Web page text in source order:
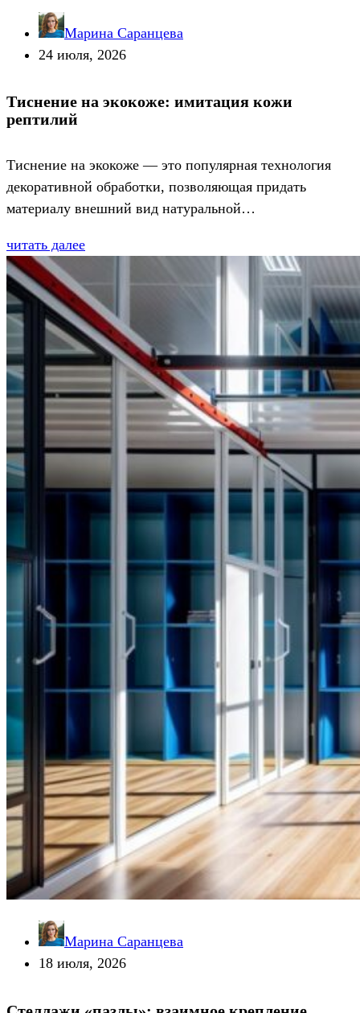
Марина Саранцева
24 июля, 2026
Тиснение на экокоже: имитация кожи
рептилий
Тиснение на экокоже — это популярная технология
декоративной обработки, позволяющая придать
материалу внешний вид натуральной…
читать далее
Марина Саранцева
18 июля, 2026